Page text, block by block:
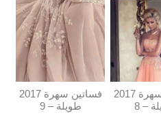
فساتين سهرة 2017
– 8
فساتين سهرة 2017
طويلة – 9